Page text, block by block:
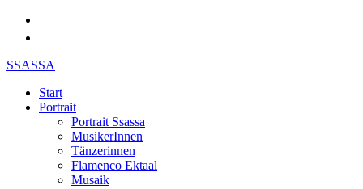
SSASSA
Start
Portrait
Portrait Ssassa
MusikerInnen
Tänzerinnen
Flamenco Ektaal
Musaik